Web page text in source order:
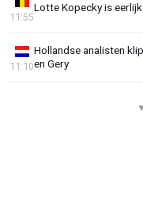
Lotte Kopecky is
11:55
Hollandse analisten
en Gery
11:10